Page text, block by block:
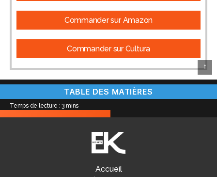
Commander sur Amazon
Commander sur Cultura
↑
TABLE DES MATIÈRES
Temps de lecture :3 mins
Accueil